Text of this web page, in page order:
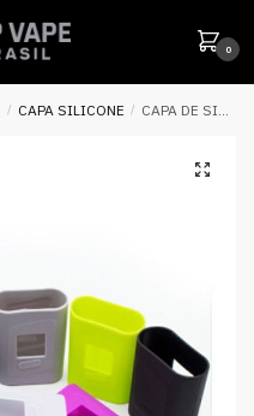
0
/ CAPA SILICONE / CAPA DE SILICONE P/ ALIEN AL85 – SMOK